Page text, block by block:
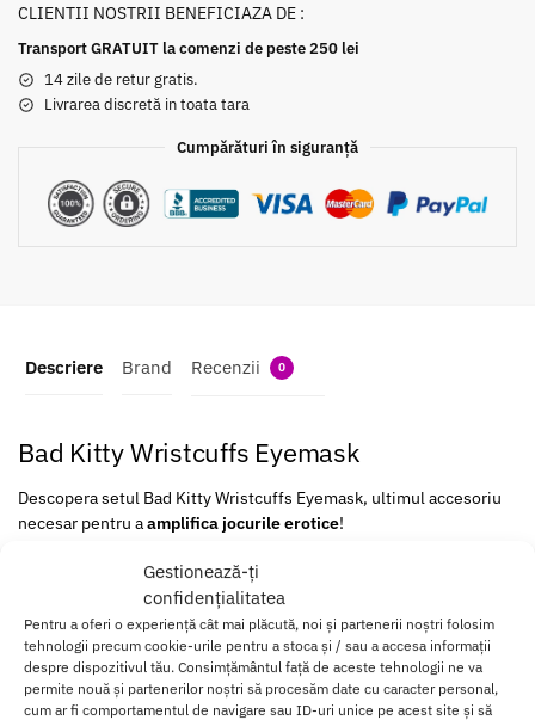
Gestionează-ți
confidențialitatea
Pentru a oferi o experiență cât mai plăcută, noi și partenerii noștri folosim
tehnologii precum cookie-urile pentru a stoca și / sau a accesa informații
despre dispozitivul tău. Consimțământul față de aceste tehnologii ne va
permite nouă și partenerilor noștri să procesăm date cu caracter personal,
cum ar fi comportamentul de navigare sau ID-uri unice pe acest site și să
CLIENTII NOSTRII BENEFICIAZA DE :
Transport GRATUIT la comenzi de peste 250 lei
14 zile de retur gratis.
Livrarea discretă in toata tara
Cumpărături în siguranță
Descriere Brand Recenzii 0
Bad Kitty Wristcuffs Eyemask
Descopera setul Bad Kitty Wristcuffs Eyemask, ultimul accesoriu
necesar pentru aamplifica jocurile erotice!
Aceasta combinatie iti ofera posibilitatea de a-ti transforma
fanteziile in realitatesi de a aduce o nota captivanta in dormitor.
Setul este compus dindoua catuse moi(prevazute cu prindere
velcro) si un inel de conectare din metal.